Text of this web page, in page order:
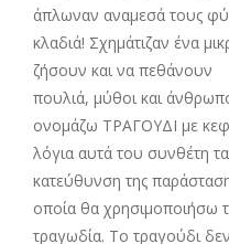
άπλωναν αναμεσά τους
κλαδιά! Σχημάτιζαν ένα
ζήσουν και να πεθάνουν
πουλιά, μύθοι και
ονομάζω ΤΡΑΓΟΥΔΙ με
λόγια αυτά του συνθέτη
κατεύθυνση της
οποία θα χρησιμοποιήσω
τραγωδία. Το τραγούδι